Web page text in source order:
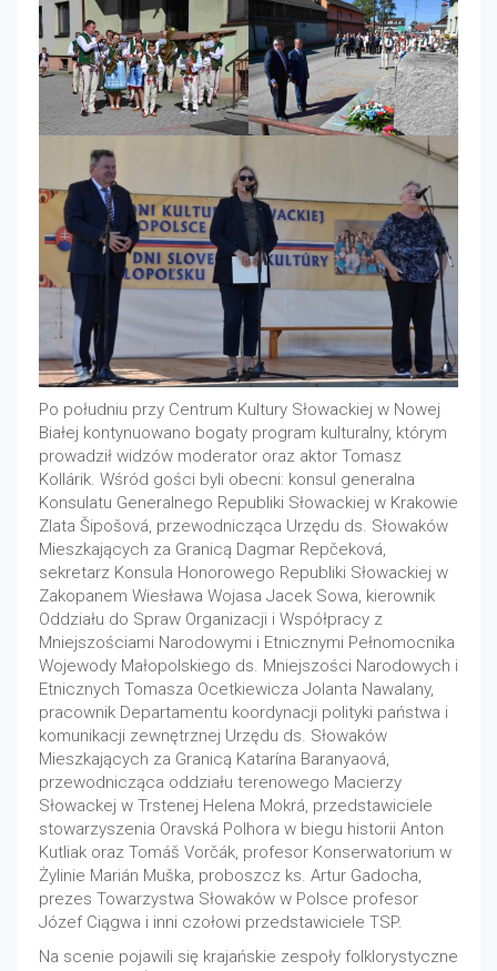
Po południu przy Centrum Kultury Słowackiej w Nowej
Białej kontynuowano bogaty program kulturalny, którym
prowadził widzów moderator oraz aktor Tomasz
Kollárik. Wśród gości byli obecni: konsul generalna
Konsulatu Generalnego Republiki Słowackiej w Krakowie
Zlata Šipošová, przewodnicząca Urzędu ds. Słowaków
Mieszkających za Granicą Dagmar Repčeková,
sekretarz Konsula Honorowego Republiki Słowackiej w
Zakopanem Wiesława Wojasa Jacek Sowa, kierownik
Oddziału do Spraw Organizacji i Współpracy z
Mniejszościami Narodowymi i Etnicznymi Pełnomocnika
Wojewody Małopolskiego ds. Mniejszości Narodowych i
Etnicznych Tomasza Ocetkiewicza Jolanta Nawalany,
pracownik Departamentu koordynacji polityki państwa i
komunikacji zewnętrznej Urzędu ds. Słowaków
Mieszkających za Granicą Katarína Baranyaová,
przewodnicząca oddziału terenowego Macierzy
Słowackej w Trstenej Helena Mokrá, przedstawiciele
stowarzyszenia Oravská Polhora w biegu historii Anton
Kutliak oraz Tomáš Vorčák, profesor Konserwatorium w
Żylinie Marián Muška, proboszcz ks. Artur Gadocha,
prezes Towarzystwa Słowaków w Polsce profesor
Józef Ciągwa i inni czołowi przedstawiciele TSP.
Na scenie pojawili się krajańskie zespoły folklorystyczne